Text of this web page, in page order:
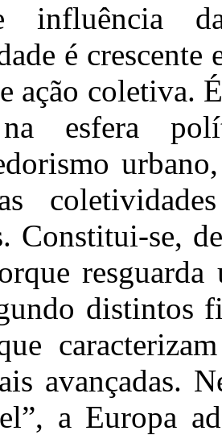
influência
é crescente
ação coletiva.
na esfera
Constitui-se,
distintos
avançadas.
a Europa